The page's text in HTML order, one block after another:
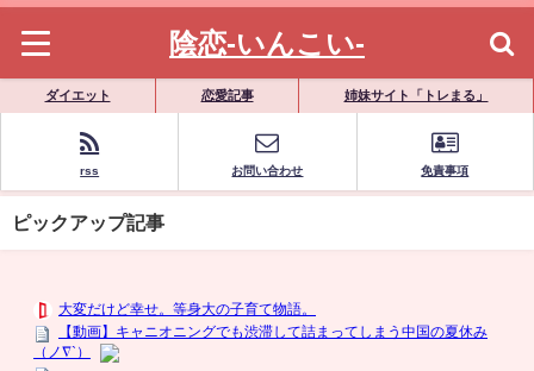
陰恋-いんこい-
ダイエット 恋愛記事 姉妹サイト「トレまる」
rss お問い合わせ 免責事項
ピックアップ記事